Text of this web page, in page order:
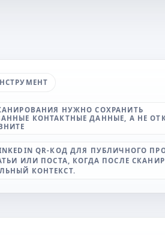
НУЖНО СОХРАНИТЬ
КОНТАКТНЫЕ ДАННЫЕ, А НЕ
QR-КОД ДЛЯ ПУБЛИЧНОГО
ИЛИ ПОСТА, КОГДА ПОСЛЕ
КОНТЕКСТ.